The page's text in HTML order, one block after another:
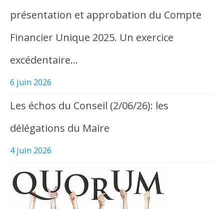
présentation et approbation du Compte
Financier Unique 2025. Un exercice
excédentaire…
6 juin 2026
Les échos du Conseil (2/06/26): les
délégations du Maire
4 juin 2026